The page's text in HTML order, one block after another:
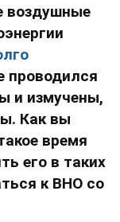
воздушные
проводился
и измучены,
Как вы
время
его в таких
к ВНО со